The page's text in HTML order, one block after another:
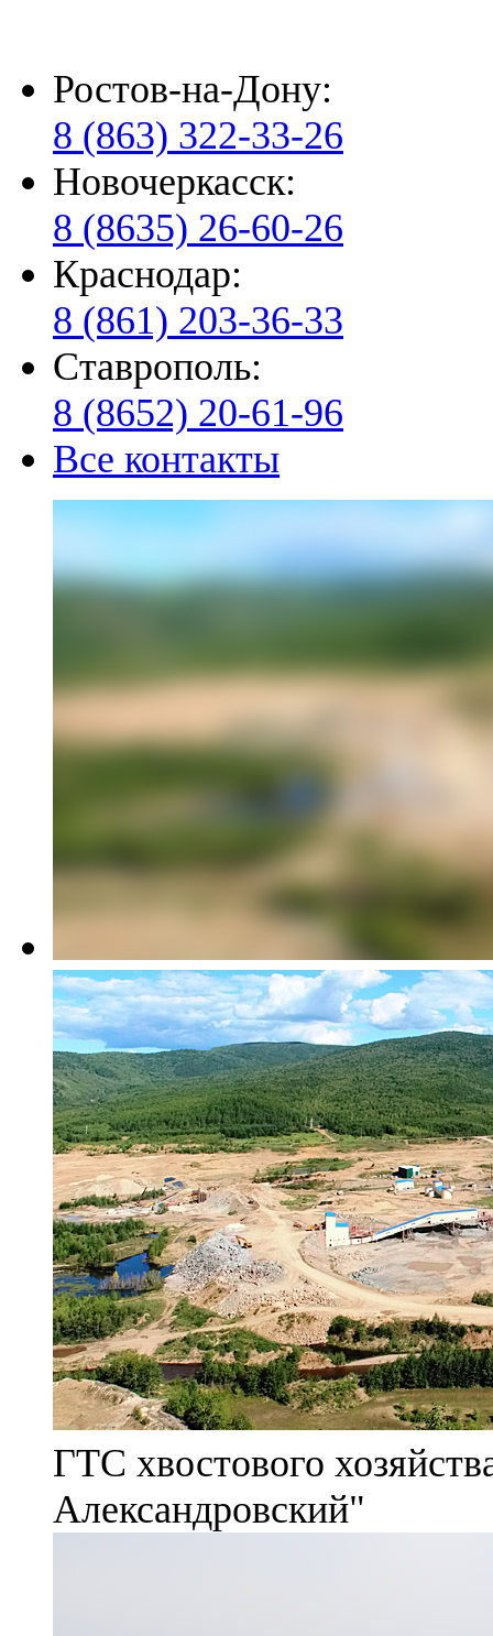
Ростов-на-Дону:
8 (863) 322-33-26
Новочеркасск:
8 (8635) 26-60-26
Краснодар:
8 (861) 203-36-33
Ставрополь:
8 (8652) 20-61-96
Все контакты
ГТС хвостового
Александровский"